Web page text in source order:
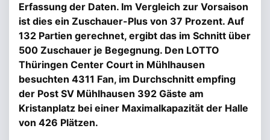
Erfassung der Daten. Im Vergleich zur Vorsaison
ist dies ein Zuschauer-Plus von 37 Prozent. Auf
132 Partien gerechnet, ergibt das im Schnitt über
500 Zuschauer je Begegnung. Den LOTTO
Thüringen Center Court in Mühlhausen
besuchten 4311 Fan, im Durchschnitt empfing
der Post SV Mühlhausen 392 Gäste am
Kristanplatz bei einer Maximalkapazität der Halle
von 426 Plätzen.